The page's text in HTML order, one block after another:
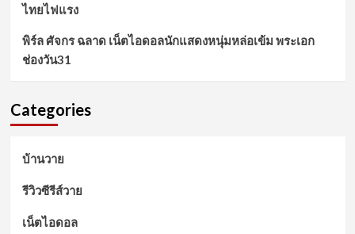
ไทยไฟแรง
พิร์ล ศัจกร ฉลาด เน็ตไอดอลนักแสดงหนุ่มหล่อเข้ม พระเอก
ช่องวัน31
Categories
บ้านวาย
รีวิวซีรีส์วาย
เน็ตไอดอล